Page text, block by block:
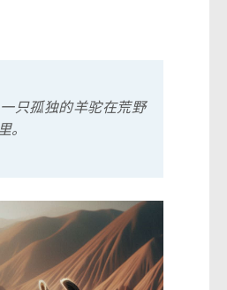
只孤独的羊驼在荒野
。